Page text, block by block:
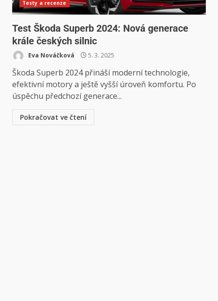
Testy a recenze
Test Škoda Superb 2024: Nová generace
krále českých silnic
Eva Nováčková 5. 3. 2025
Škoda Superb 2024 přináší moderní technologie,
efektivní motory a ještě vyšší úroveň komfortu. Po
úspěchu předchozí generace...
Pokračovat ve čtení